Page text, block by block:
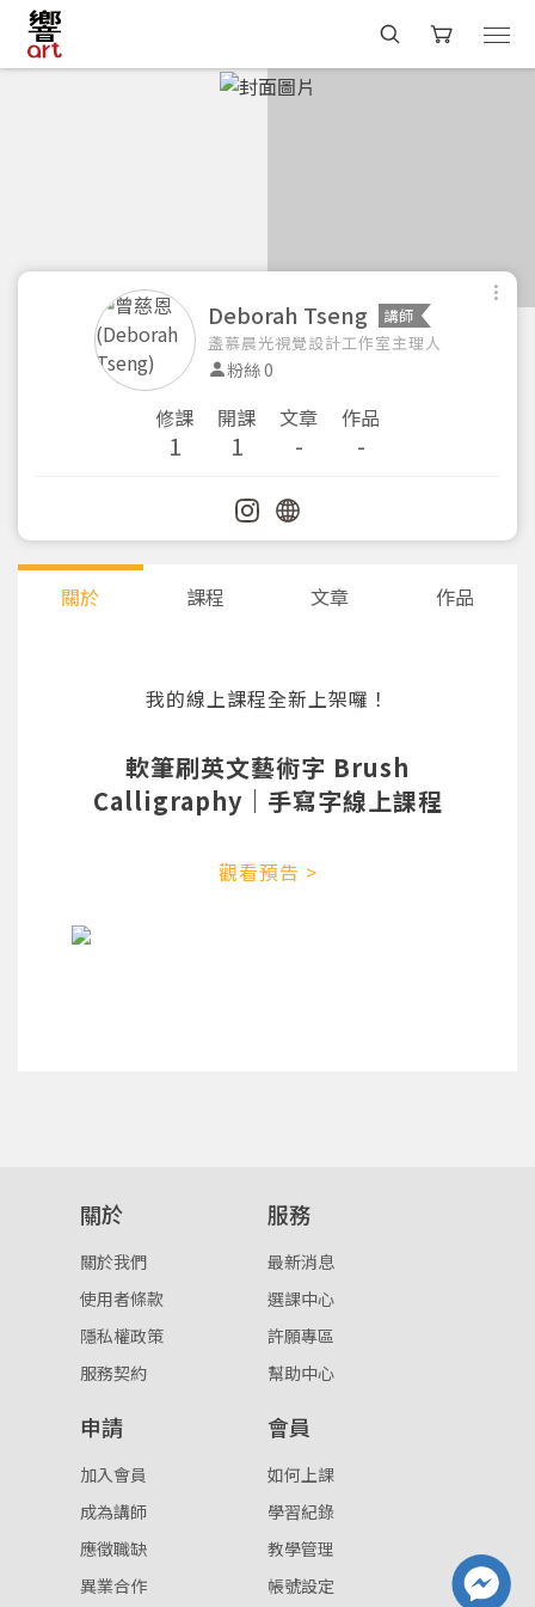
或
註冊
按下註冊即代表你同意我們的使用者條款
。
Deborah Tseng 講師
盞慕晨光視覺設計工作室主理人
粉絲 0
修課
1
開課
1
文章
-
作品
-
關於 課程 文章 作品
我的線上課程全新上架囉！
軟筆刷英文藝術字 Brush
Calligraphy｜手寫字線上課程
觀看預告 >
關於
關於我們
使用者條款
隱私權政策
服務契約
服務
最新消息
選課中心
許願專區
幫助中心
申請
加入會員
成為講師
應徵職缺
異業合作
會員
如何上課
學習紀錄
教學管理
帳號設定